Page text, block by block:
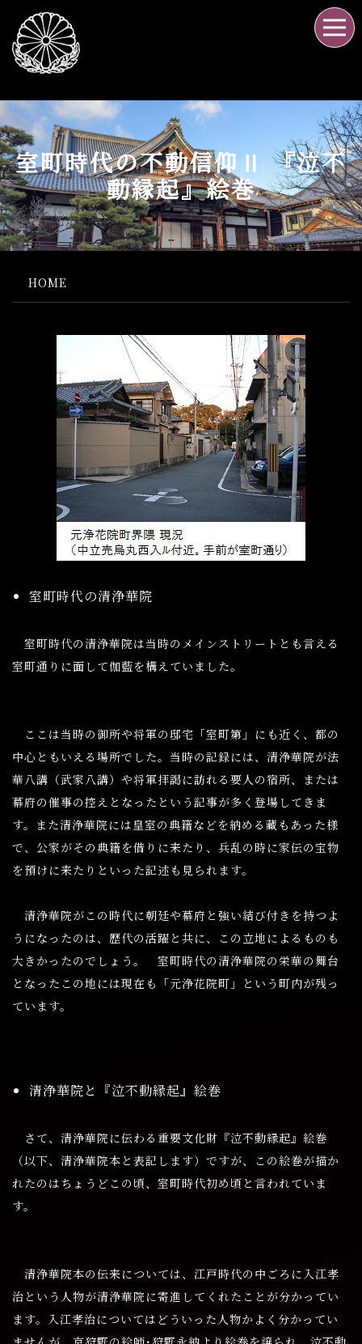
室町時代の不動信仰Ⅱ 『泣不
動縁起』絵巻
HOME
室町時代の清浄華院
室町時代の清浄華院は当時のメインストリートとも言える
室町通りに面して伽藍を構えていました。
ここは当時の御所や将軍の邸宅「室町第」にも近く、都の
中心ともいえる場所でした。当時の記録には、清浄華院が法
華八講（武家八講）や将軍拝謁に訪れる要人の宿所、または
幕府の催事の控えとなったという記事が多く登場してきま
す。また清浄華院には皇室の典籍などを納める藏もあった様
で、公家がその典籍を借りに来たり、兵乱の時に家伝の宝物
を預けに来たりといった記述も見られます。
清浄華院がこの時代に朝廷や幕府と強い結び付きを持つよ
うになったのは、歴代の活躍と共に、この立地によるものも
大きかったのでしょう。
室町時代の清浄華院の栄華の舞台
となったこの地には現在も「元浄花院町」という町内が残っ
ています。
清浄華院と『泣不動縁起』絵巻
さて、清浄華院に伝わる重要文化財『泣不動縁起』絵巻
（以下、清浄華院本と表記します）ですが、この絵巻が描か
れたのはちょうどこの頃、室町時代初め頃と言われていま
す。
清浄華院本の伝来については、江戸時代の中ごろに入江孝
治という人物が清浄華院に寄進してくれたことが分かってい
ます。入江孝治についてはどういった人物かよく分かってい